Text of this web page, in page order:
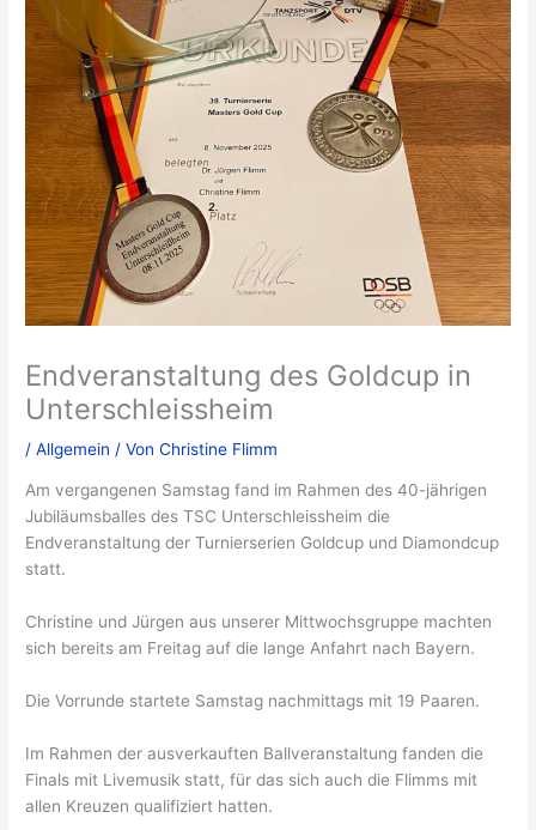
Endveranstaltung des Goldcup in
Unterschleissheim
/Allgemein / VonChristine Flimm
Am vergangenen Samstag fand im Rahmen des 40-jährigen
Jubiläumsballes des TSC Unterschleissheim die
Endveranstaltung der Turnierserien Goldcup und Diamondcup
statt.
Christine und Jürgen aus unserer Mittwochsgruppe machten
sich bereits am Freitag auf die lange Anfahrt nach Bayern.
Die Vorrunde startete Samstag nachmittags mit 19 Paaren.
Im Rahmen der ausverkauften Ballveranstaltung fanden die
Finals mit Livemusik statt, für das sich auch die Flimms mit
allen Kreuzen qualifiziert hatten.